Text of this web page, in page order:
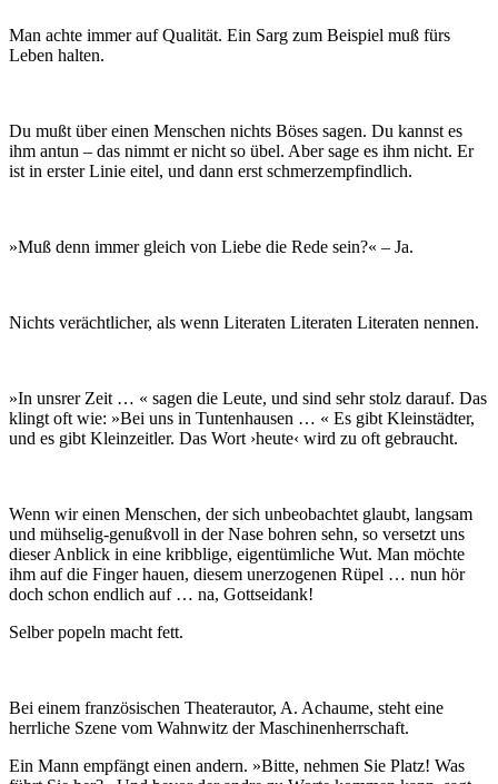
Man achte immer auf Qualität. Ein Sarg zum Beispiel muß fürs
Leben halten.
Du mußt über einen Menschen nichts Böses sagen. Du kannst es
ihm antun – das nimmt er nicht so übel. Aber sage es ihm nicht. Er
ist in erster Linie eitel, und dann erst schmerzempfindlich.
»Muß denn immer gleich von Liebe die Rede sein?« – Ja.
Nichts verächtlicher, als wenn Literaten Literaten Literaten nennen.
»In unsrer Zeit … « sagen die Leute, und sind sehr stolz darauf. Das
klingt oft wie: »Bei uns in Tuntenhausen … « Es gibt Kleinstädter,
und es gibt Kleinzeitler. Das Wort ›heute‹ wird zu oft gebraucht.
Wenn wir einen Menschen, der sich unbeobachtet glaubt, langsam
und mühselig-genußvoll in der Nase bohren sehn, so versetzt uns
dieser Anblick in eine kribblige, eigentümliche Wut. Man möchte
ihm auf die Finger hauen, diesem unerzogenen Rüpel … nun hör
doch schon endlich auf … na, Gottseidank!
Selber popeln macht fett.
Bei einem französischen Theaterautor, A. Achaume, steht eine
herrliche Szene vom Wahnwitz der Maschinenherrschaft.
Ein Mann empfängt einen andern. »Bitte, nehmen Sie Platz! Was